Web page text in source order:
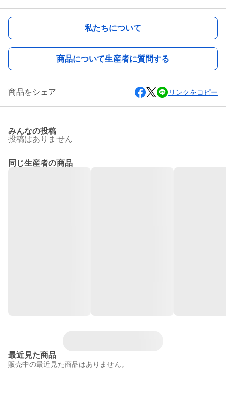
私たちについて
商品について生産者に質問する
商品をシェア リンクをコピー
みんなの投稿
投稿はありません
同じ生産者の商品
最近見た商品
販売中の最近見た商品はありません。